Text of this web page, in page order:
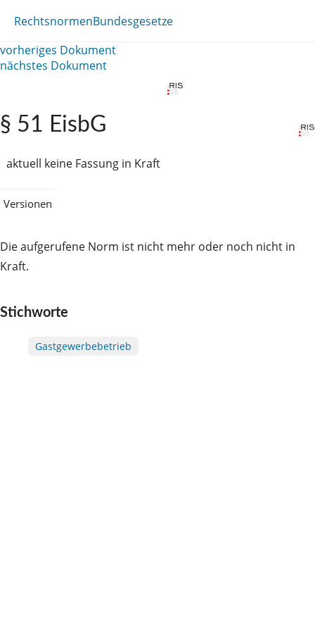
RechtsnormenBundesgesetze
vorheriges Dokument
nächstes Dokument
§ 51 EisbG
aktuell keine Fassung in Kraft
Versionen
Die aufgerufene Norm ist nicht mehr oder noch nicht in
Kraft.
Stichworte
Gastgewerbebetrieb